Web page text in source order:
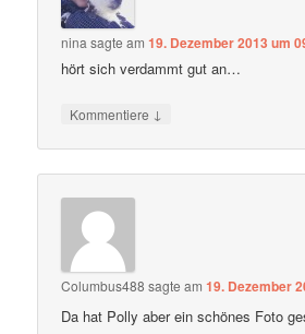
nina sagte am19. Dezember 2013 um
hört sich verdammt gut an…
Kommentiere ↓
Columbus488 sagte am19. Dezember
Da hat Polly aber ein schönes Foto